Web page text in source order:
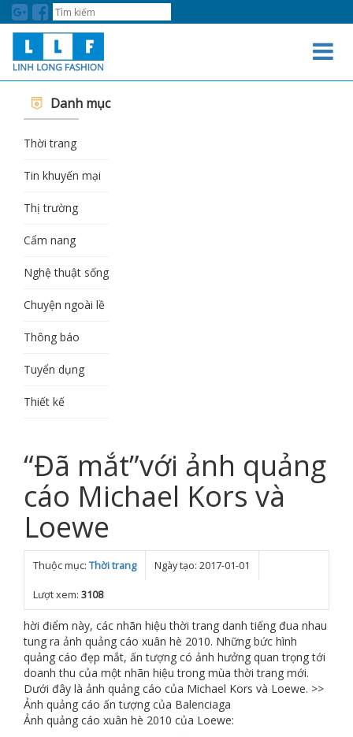
Danh mục
Thời trang
Tin khuyến mại
Thị trường
Cẩm nang
Nghệ thuật sống
Chuyện ngoài lề
Thông báo
Tuyển dụng
Thiết kế
“Đã mắt”với ảnh quảng
cáo Michael Kors và
Loewe
Thuộc mục: Thời trang Ngày tạo: 2017-01-01
Lượt xem: 3108
hời điểm này, các nhãn hiệu thời trang danh tiếng đua nhau
tung ra ảnh quảng cáo xuân hè 2010. Những bức hình
quảng cáo đẹp mắt, ấn tượng có ảnh hưởng quan trọng tới
doanh thu của một nhãn hiệu trong mùa thời trang mới.
Dưới đây là ảnh quảng cáo của Michael Kors và Loewe. >>
Ảnh quảng cáo ấn tượng của Balenciaga
Ảnh quảng cáo xuân hè 2010 của Loewe: